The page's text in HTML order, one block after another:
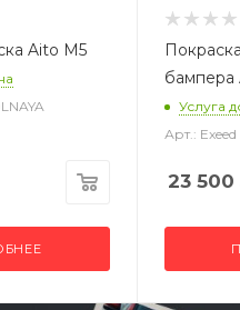
Aito M5
бампера
Услуга
Арт.:
23 500